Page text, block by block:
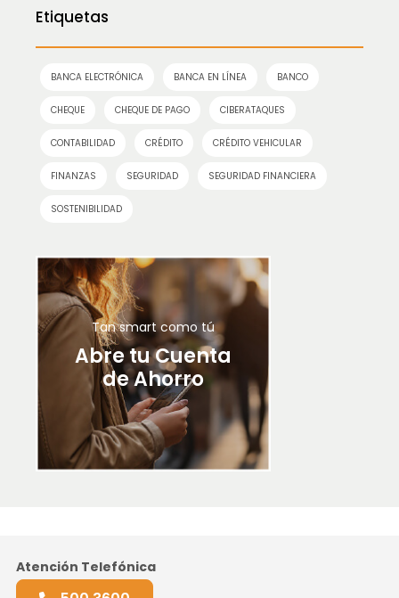
Etiquetas
BANCA ELECTRÓNICA BANCA EN LÍNEA BANCO
CHEQUE CHEQUE DE PAGO CIBERATAQUES
CONTABILIDAD CRÉDITO CRÉDITO VEHICULAR
FINANZAS SEGURIDAD SEGURIDAD FINANCIERA
SOSTENIBILIDAD
Tan smart como tú
Abre tu Cuenta
de Ahorro
Atención Telefónica